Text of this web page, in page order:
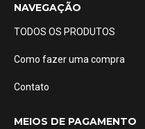
NAVEGAÇÃO
TODOS OS PRODUTOS
Como fazer uma compra
Contato
MEIOS DE PAGAMENTO